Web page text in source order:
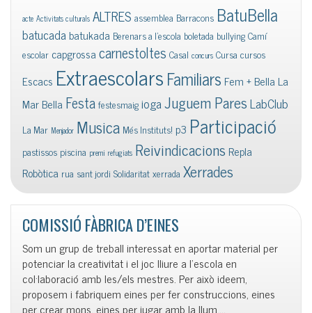
acte Activitats culturals ALTRES assemblea Barracons BatuBella
batucadabatukada Berenars a l'escola boletada bullyingCamí
escolar capgrossacarnestoltes Casal concurs Cursa cursos
Escacs ExtraescolarsFamiliars Fem + Bella La
Mar Bella FestafestesmaigiogaJuguem ParesLabClub
La Mar Menjador Musica Més Instituts! p3 Participació
pastissos piscina premi refugiats Reivindicacions Repla
Robòtica rua sant jordi Solidaritatxerrada Xerrades
COMISSIÓ FÀBRICA D’EINES
Som un grup de treball interessat en aportar material per
potenciar la creativitat i el joc lliure a l’escola en
col·laboració amb les/els mestres. Per això ideem,
proposem i fabriquem eines per fer construccions, eines
per crear mons, eines per jugar amb la llum,…